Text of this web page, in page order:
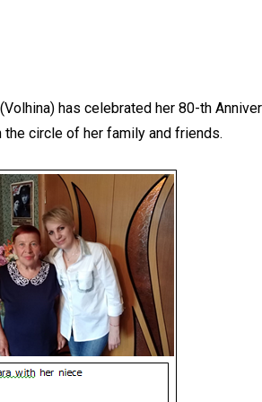
has celebrated her 80-th
circle of her family and friends.